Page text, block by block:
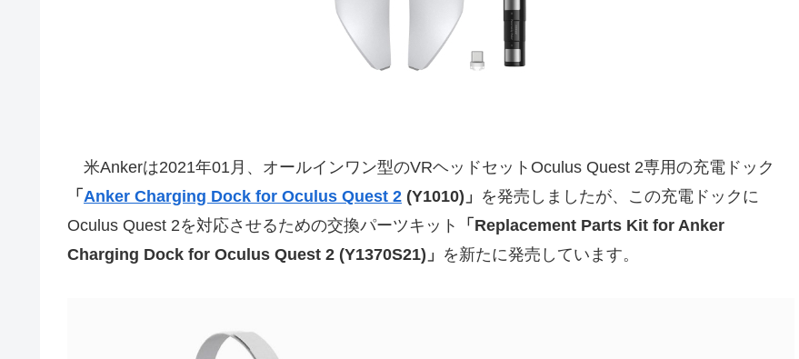
米Ankerは2021年01月、オールインワン型のVRヘッドセットOculus Quest 2専用の充電ドック
「 Anker Charging Dock for Oculus Quest 2 (Y1010)」 を発売しましたが、この充電ドックに
Oculus Quest 2を対応させるための交換パーツキット
「Replacement Parts Kit for Anker
Charging Dock for Oculus Quest 2 (Y1370S21)」 を新たに発売しています。